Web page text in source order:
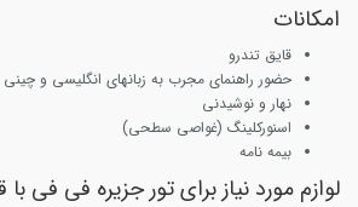
امکانات
قایق تندرو
حضور راهنمای مجرب به زبانهای انگلیسی و چینی
نهار و نوشیدنی
اسنورکلینگ (غواصی سطحی)
بیمه نامه
لوازم مورد نیاز برای تور جزیره فی فی با